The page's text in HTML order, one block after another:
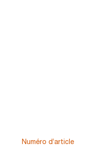
Numéro d’article